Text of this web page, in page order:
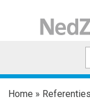
Home » Referenties